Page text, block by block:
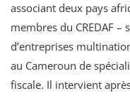
associant deux pays
membres du CREDAF
d’entreprises
au Cameroun de
fiscale. Il intervient